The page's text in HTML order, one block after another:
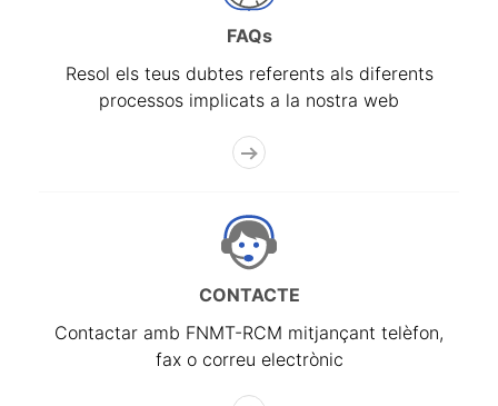
FAQs
Resol els teus dubtes referents als diferents
processos implicats a la nostra web
CONTACTE
Contactar amb FNMT-RCM mitjançant telèfon,
fax o correu electrònic